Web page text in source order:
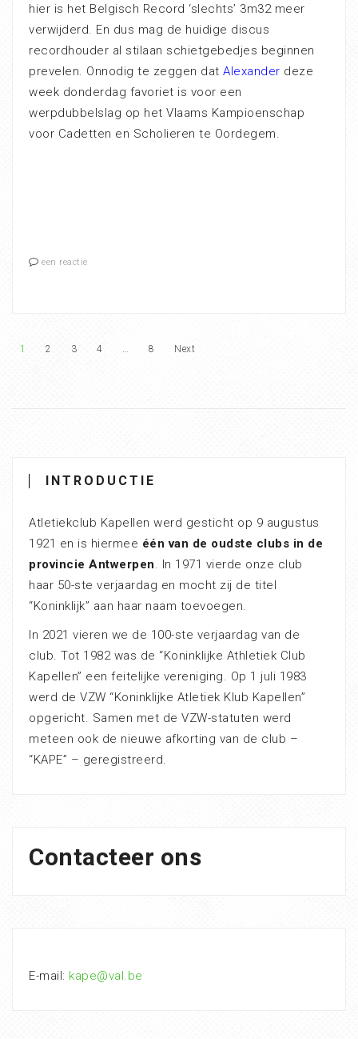
hier is het Belgisch Record ‘slechts’ 3m32 meer
verwijderd. En dus mag de huidige discus
recordhouder al stilaan schietgebedjes beginnen
prevelen. Onnodig te zeggen dat Alexander deze
week donderdag favoriet is voor een
werpdubbelslag op het Vlaams Kampioenschap
voor Cadetten en Scholieren te Oordegem.
een reactie
1 2 3 4 … 8 Next
INTRODUCTIE
Atletiekclub Kapellen werd gesticht op 9 augustus
1921 en is hiermee één van de oudste clubs in de
provincie Antwerpen. In 1971 vierde onze club
haar 50-ste verjaardag en mocht zij de titel
“Koninklijk” aan haar naam toevoegen.
In 2021 vieren we de 100-ste verjaardag van de
club. Tot 1982 was de “Koninklijke Athletiek Club
Kapellen” een feitelijke vereniging. Op 1 juli 1983
werd de VZW “Koninklijke Atletiek Klub Kapellen”
opgericht. Samen met de VZW-statuten werd
meteen ook de nieuwe afkorting van de club –
“KAPE” – geregistreerd.
Contacteer ons
E-mail: kape@val.be